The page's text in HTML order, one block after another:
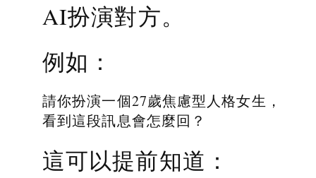
AI扮演對方。
例如：
請你扮演一個27歲焦慮型人格女生，
看到這段訊息會怎麼回？
這可以提前知道：